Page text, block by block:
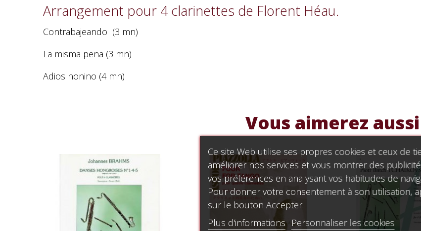
Arrangement pour 4 clarinettes de Florent Héau.
Contrabajeando (3 mn)
La misma pena (3 mn)
Adios nonino (4 mn)
Vous aimerez aussi
Ce site Web utilise ses propres cookies et ceux de
améliorer nos services et vous montrer des
vos préférences en analysant vos habitudes de
Pour donner votre consentement à son utilisation,
sur le bouton Accepter.
Plus d'informations Personnaliser les cookies